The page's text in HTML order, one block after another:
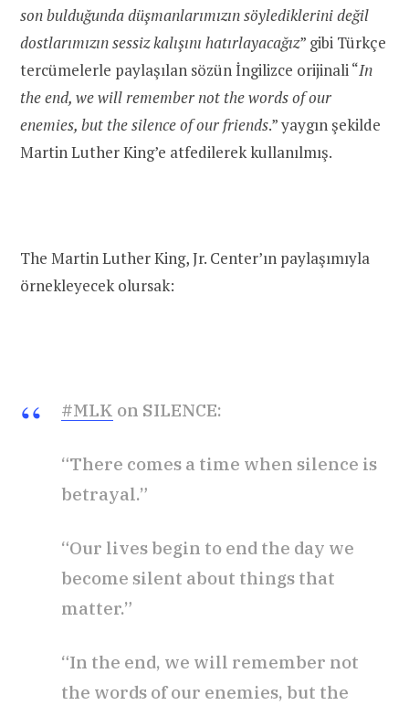
son bulduğunda düşmanlarımızın söylediklerini değil
dostlarımızın sessiz kalışını hatırlayacağız” gibi Türkçe
tercümelerle paylaşılan sözün İngilizce orijinali “In
the end, we will remember not the words of our
enemies, but the silence of our friends.” yaygın şekilde
Martin Luther King’e atfedilerek kullanılmış.
The Martin Luther King, Jr. Center’ın paylaşımıyla
örnekleyecek olursak:
#MLK on SILENCE:
“There comes a time when silence is
betrayal.”
“Our lives begin to end the day we
become silent about things that
matter.”
“In the end, we will remember not
the words of our enemies, but the